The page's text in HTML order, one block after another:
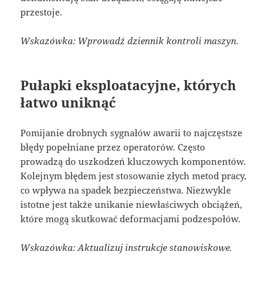
przestoje.
Wskazówka: Wprowadź dziennik kontroli maszyn.
Pułapki eksploatacyjne, których
łatwo uniknąć
Pomijanie drobnych sygnałów awarii to najczęstsze
błędy popełniane przez operatorów. Często
prowadzą do uszkodzeń kluczowych komponentów.
Kolejnym błędem jest stosowanie złych metod pracy,
co wpływa na spadek bezpieczeństwa. Niezwykle
istotne jest także unikanie niewłaściwych obciążeń,
które mogą skutkować deformacjami podzespołów.
Wskazówka: Aktualizuj instrukcje stanowiskowe.